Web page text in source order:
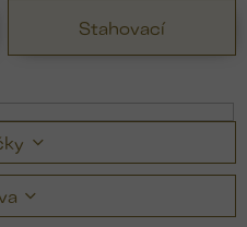
Stahovací